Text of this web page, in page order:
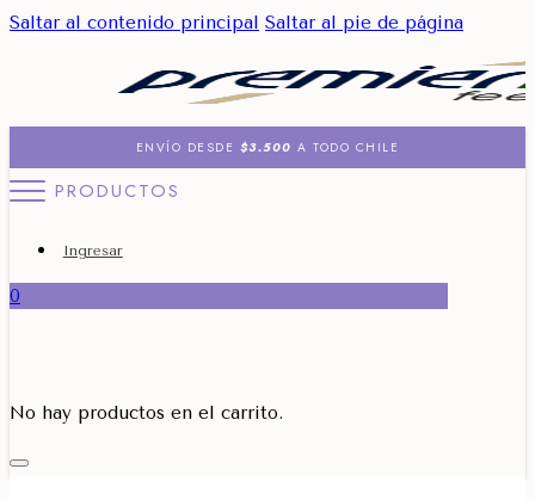
Saltar al contenido principal Saltar al pie de página
ENVÍO DESDE $3.500 A TODO CHILE
PRODUCTOS
Ingresar
0
No hay productos en el carrito.